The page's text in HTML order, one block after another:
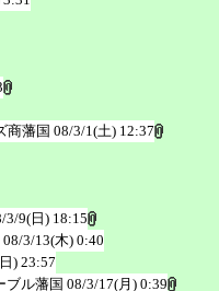
商藩国 08/3/1(土) 12:37
3/9(日) 18:15
08/3/13(木) 0:40
) 23:57
ブル藩国 08/3/17(月) 0:39